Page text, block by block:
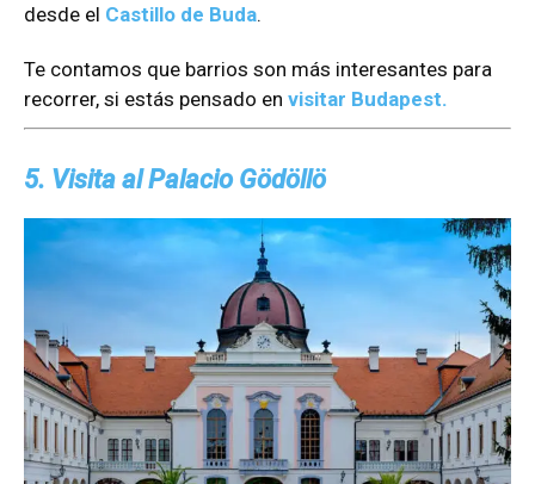
desde el Castillo de Buda.
Te contamos que barrios son más interesantes para
recorrer, si estás pensado en visitar Budapest.
5. Visita al Palacio Gödöllö